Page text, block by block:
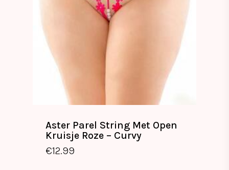
Aster Parel String Met Open
Kruisje Roze – Curvy
€12.99
€ 12.99